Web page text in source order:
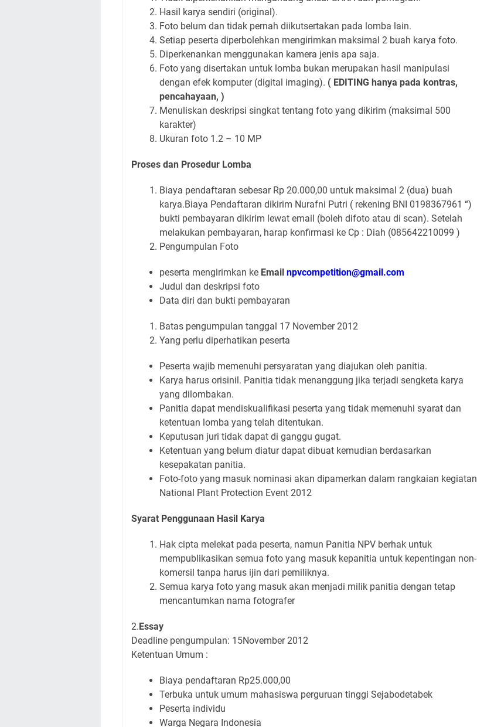
Hasil karya sendiri (original).
Foto belum dan tidak pernah diikutsertakan pada lomba lain.
Setiap peserta diperbolehkan mengirimkan maksimal 2 buah karya foto.
Diperkenankan menggunakan kamera jenis apa saja.
Foto yang disertakan untuk lomba bukan merupakan hasil manipulasi
dengan efek komputer (digital imaging). ( EDITING hanya pada kontras,
pencahayaan, )
Menuliskan deskripsi singkat tentang foto yang dikirim (maksimal 500
karakter)
Ukuran foto 1.2 – 10 MP
Proses dan Prosedur Lomba
Biaya pendaftaran sebesar Rp 20.000,00 untuk maksimal 2 (dua) buah
karya.Biaya Pendaftaran dikirim Nurafni Putri ( rekening BNI 0198367961 “)
bukti pembayaran dikirim lewat email (boleh difoto atau di scan). Setelah
melakukan pembayaran, harap konfirmasi ke Cp : Diah (085642210099 )
Pengumpulan Foto
peserta mengirimkan ke Email npvcompetition@gmail.com
Judul dan deskripsi foto
Data diri dan bukti pembayaran
Batas pengumpulan tanggal 17 November 2012
Yang perlu diperhatikan peserta
Peserta wajib memenuhi persyaratan yang diajukan oleh panitia.
Karya harus orisinil. Panitia tidak menanggung jika terjadi sengketa karya
yang dilombakan.
Panitia dapat mendiskualifikasi peserta yang tidak memenuhi syarat dan
ketentuan lomba yang telah ditentukan.
Keputusan juri tidak dapat di ganggu gugat.
Ketentuan yang belum diatur dapat dibuat kemudian berdasarkan
kesepakatan panitia.
Foto-foto yang masuk nominasi akan dipamerkan dalam rangkaian kegiatan
National Plant Protection Event 2012
Syarat Penggunaan Hasil Karya
Hak cipta melekat pada peserta, namun Panitia NPV berhak untuk
mempublikasikan semua foto yang masuk kepanitia untuk kepentingan non-
komersil tanpa harus ijin dari pemiliknya.
Semua karya foto yang masuk akan menjadi milik panitia dengan tetap
mencantumkan nama fotografer
2.Essay
Deadline pengumpulan: 15November 2012
Ketentuan Umum :
Biaya pendaftaran Rp25.000,00
Terbuka untuk umum mahasiswa perguruan tinggi Sejabodetabek
Peserta individu
Warga Negara Indonesia